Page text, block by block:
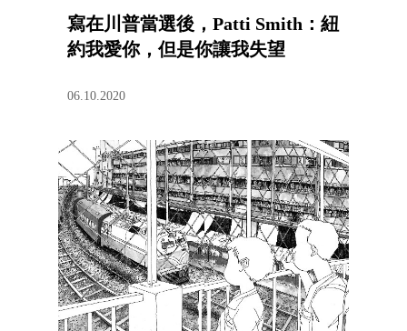
寫在川普當選後，Patti Smith：紐
約我愛你，但是你讓我失望
06.10.2020